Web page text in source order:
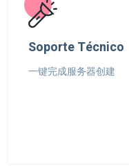
Soporte Técnico
一键完成服务器创建